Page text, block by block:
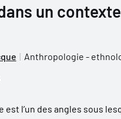
un
Anthropologie -
est l’un des angles sous